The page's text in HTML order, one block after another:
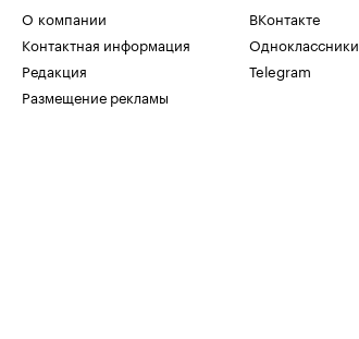
О компании
Контактная информация
Редакция
Размещение рекламы
ВКонтакте
Одноклассники
Telegram